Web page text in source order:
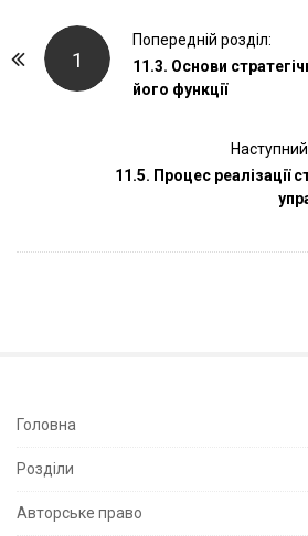
1
Попередній розділ:
11.3. Основи
його функції
11.5. Процес реалізації
S
e
Головна
Розділи
Авторське право